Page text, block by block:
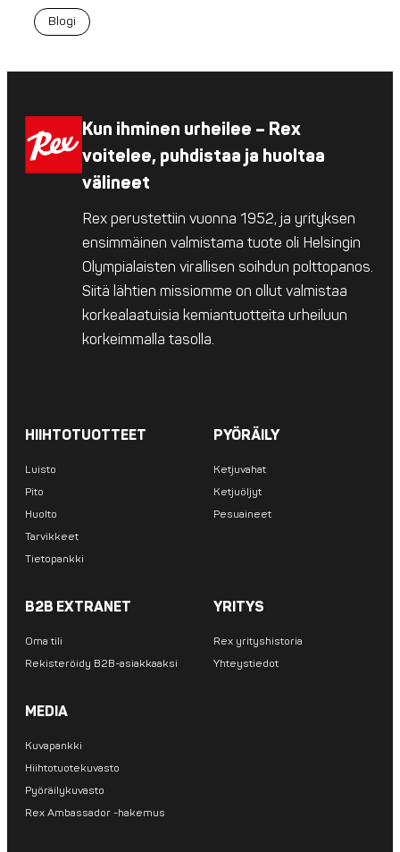
Blogi
Kun ihminen urheilee – Rex
voitelee, puhdistaa ja huoltaa
välineet
Rex perustettiin vuonna 1952, ja yrityksen
ensimmäinen valmistama tuote oli Helsingin
Olympialaisten virallisen soihdun polttopanos.
Siitä lähtien missiomme on ollut valmistaa
korkealaatuisia kemiantuotteita urheiluun
korkeimmalla tasolla.
HIIHTOTUOTTEET
Luisto
Pito
Huolto
Tarvikkeet
Tietopankki
PYÖRÄILY
Ketjuvahat
Ketjuöljyt
Pesuaineet
B2B EXTRANET
Oma tili
Rekisteröidy B2B-asiakkaaksi
YRITYS
Rex yrityshistoria
Yhteystiedot
MEDIA
Kuvapankki
Hiihtotuotekuvasto
Pyöräilykuvasto
Rex Ambassador -hakemus